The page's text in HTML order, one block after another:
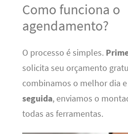
Como funciona o
agendamento?
O processo é simples.
solicita seu orçamento
combinamos o melhor dia
seguida, enviamos o
todas as ferramentas.